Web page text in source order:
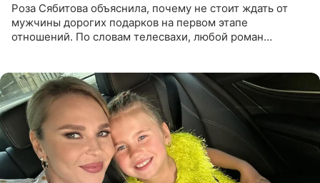
Роза Сябитова объяснила, почему не стоит ждать от
мужчины дорогих подарков на первом этапе
отношений. По словам телесвахи, любой роман